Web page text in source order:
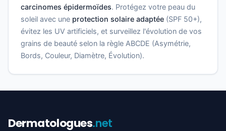
carcinomes épidermoïdes. Protégez votre peau du
soleil avec une protection solaire adaptée (SPF 50+),
évitez les UV artificiels, et surveillez l'évolution de vos
grains de beauté selon la règle ABCDE (Asymétrie,
Bords, Couleur, Diamètre, Évolution).
Dermatologues.net